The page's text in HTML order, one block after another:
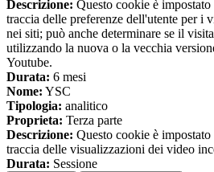
Descrizione: Questo cookie è
traccia delle preferenze dell'utente per i
nei siti; può anche determinare se il
utilizzando la nuova o la vecchia
Youtube.
Durata: 6 mesi
Nome: YSC
Tipologia: analitico
Proprieta: Terza parte
Descrizione: Questo cookie è
traccia delle visualizzazioni dei video
Durata: Sessione